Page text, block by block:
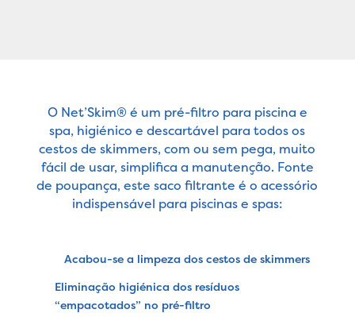
O Net’Skim® é um pré-filtro para piscina e
spa, higiénico e descartável para todos os
cestos de skimmers, com ou sem pega, muito
fácil de usar, simplifica a manutenção. Fonte
de poupança, este saco filtrante é o acessório
indispensável para piscinas e spas:
Acabou-se a limpeza dos cestos de skimmers
Eliminação higiénica dos resíduos
“empacotados” no pré-filtro